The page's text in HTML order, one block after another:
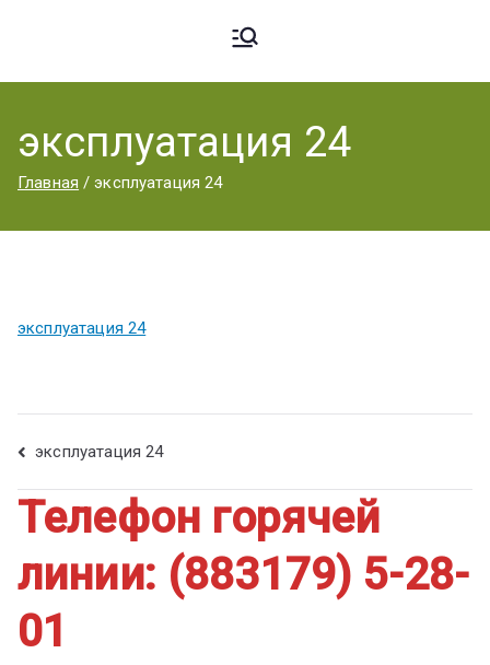
Ардато
вский
Аграрн
Техник
ум
аграрный
эксплуатация 24
Главная эксплуатация 24
эксплуатация 24
эксплуатация 24
Телефон горячей
линии: (883179) 5-28-
01